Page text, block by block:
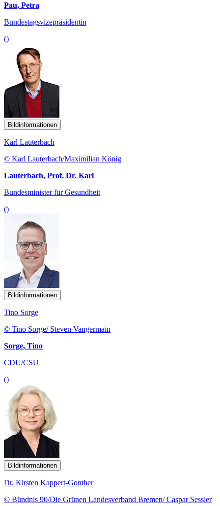
Pau, Petra
Bundestagsvizepräsidentin
()
Bildinformationen
Karl Lauterbach
© Karl Lauterbach/Maximilian König
Lauterbach, Prof. Dr. Karl
Bundesminister für Gesundheit
()
Bildinformationen
Tino Sorge
© Tino Sorge/ Steven Vangermain
Sorge, Tino
CDU/CSU
()
Bildinformationen
Dr. Kirsten Kappert-Gonther
© Bündnis 90/Die Grünen Landesverband Bremen/ Caspar Sessler